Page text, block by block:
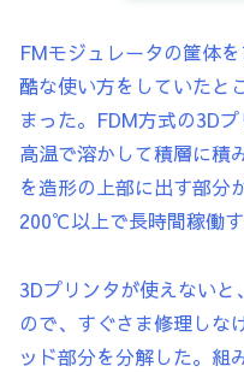
FMモジュレータの筐体
酷な使い方をしていたと
まった。FDM方式の3D
高温で溶かして積層に積
を造形の上部に出す部分
200℃以上で長時間稼働す
3Dプリンタが使えない
ので、すぐさま修理しな
ッド部分を分解した。組